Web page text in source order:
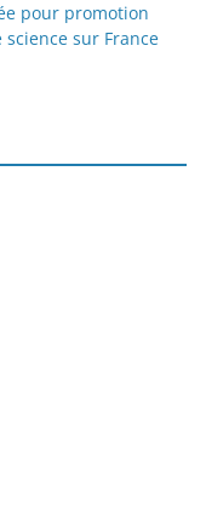
pour promotion
sur France